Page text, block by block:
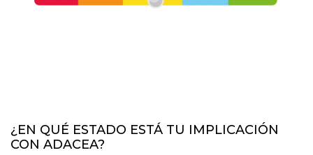
¿EN QUÉ ESTADO ESTÁ TU IMPLICACIÓN
CON ADACEA?